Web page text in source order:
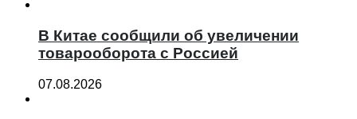
В Китае сообщили об увеличении
товарооборота с Россией
07.08.2026